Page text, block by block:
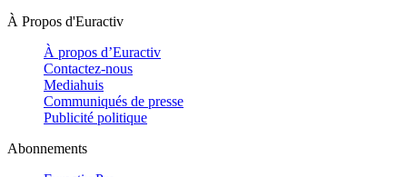
À Propos d'Euractiv
À propos d’Euractiv
Contactez-nous
Mediahuis
Communiqués de presse
Publicité politique
Abonnements